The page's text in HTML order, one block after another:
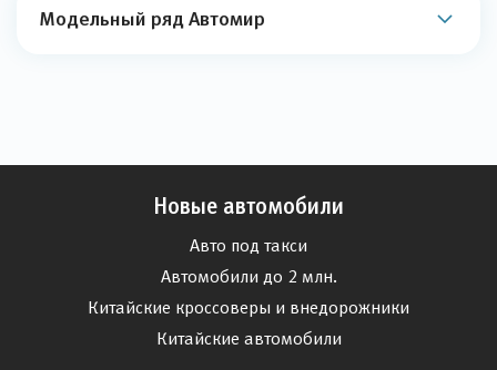
Модельный ряд Автомир
Новые автомобили
Авто под такси
Автомобили до 2 млн.
Китайские кроссоверы и внедорожники
Китайские автомобили